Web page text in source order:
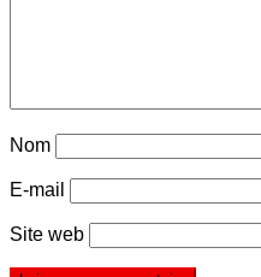
Nom
E-mail
Site web